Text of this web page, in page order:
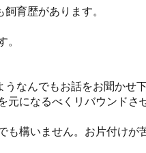
育歴があります。
。
なんでもお話をお聞かせ下
になるべくリバウンドさ
も構いません。お片付けが